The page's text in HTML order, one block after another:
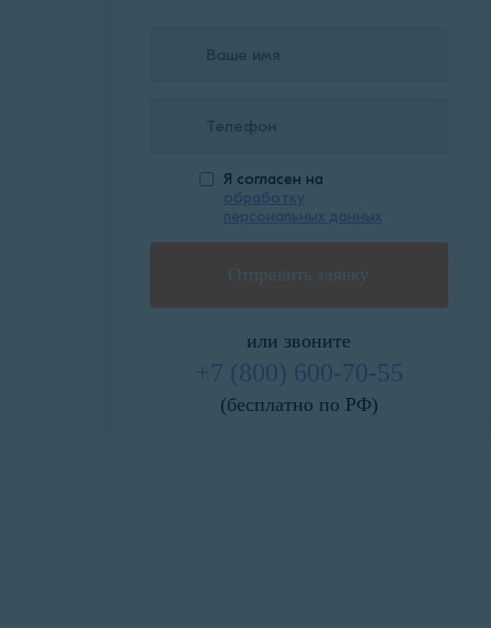
Я согласен на
обработку
персональных данных
или звоните
+7 (800) 600-70-55
(бесплатно по РФ)